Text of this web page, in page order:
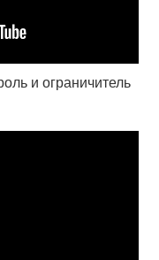
и ограничитель